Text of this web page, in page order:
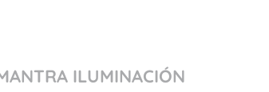
ILUMINACIÓN